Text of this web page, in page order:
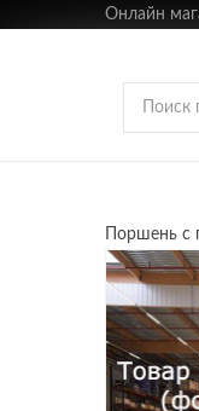
Онлайн
Поршень с